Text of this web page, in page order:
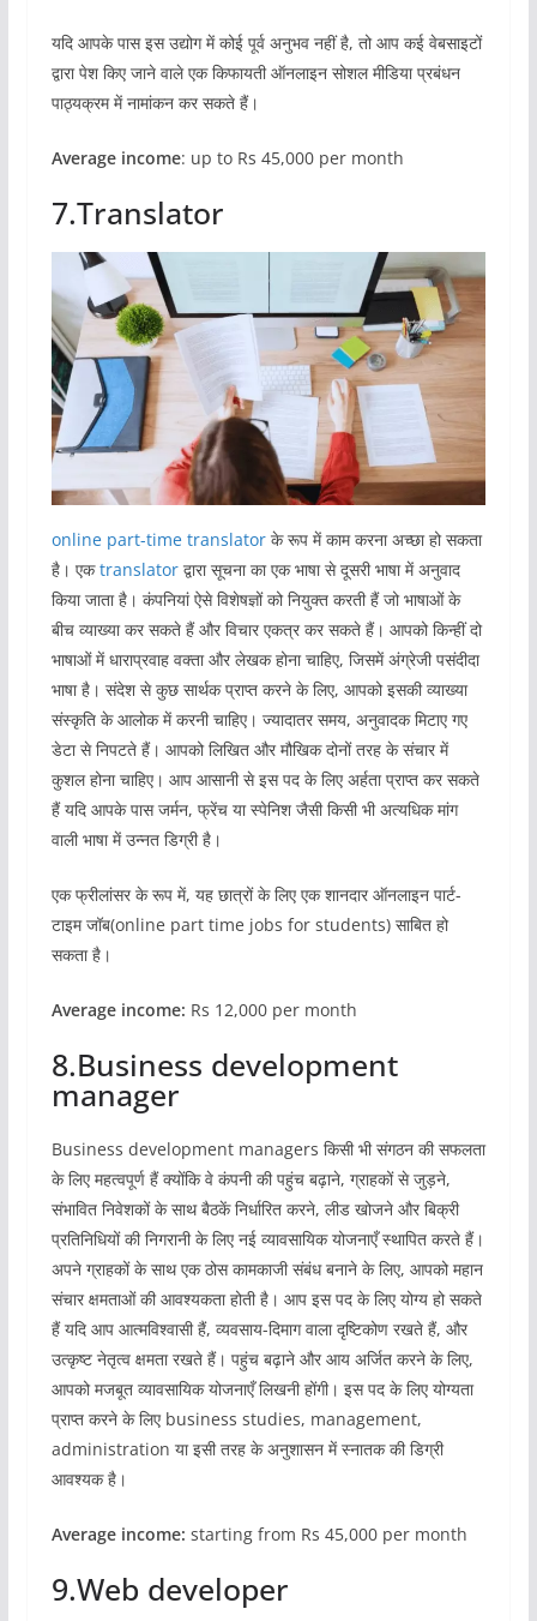
यदि आपके पास इस उद्योग में कोई पूर्व अनुभव नहीं है, तो आप कई वेबसाइटों
द्वारा पेश किए जाने वाले एक किफायती ऑनलाइन सोशल मीडिया प्रबंधन
पाठ्यक्रम में नामांकन कर सकते हैं।
Average income: up to Rs 45,000 per month
7.Translator
online part-time translatorके रूप में काम करना अच्छा हो सकता
है। एकtranslator द्वारा सूचना का एक भाषा से दूसरी भाषा में अनुवाद
किया जाता है। कंपनियां ऐसे विशेषज्ञों को नियुक्त करती हैं जो भाषाओं के
बीच व्याख्या कर सकते हैं और विचार एकत्र कर सकते हैं। आपको किन्हीं दो
भाषाओं में धाराप्रवाह वक्ता और लेखक होना चाहिए, जिसमें अंग्रेजी पसंदीदा
भाषा है। संदेश से कुछ सार्थक प्राप्त करने के लिए, आपको इसकी व्याख्या
संस्कृति के आलोक में करनी चाहिए। ज्यादातर समय, अनुवादक मिटाए गए
डेटा से निपटते हैं। आपको लिखित और मौखिक दोनों तरह के संचार में
कुशल होना चाहिए। आप आसानी से इस पद के लिए अर्हता प्राप्त कर सकते
हैं यदि आपके पास जर्मन, फ्रेंच या स्पेनिश जैसी किसी भी अत्यधिक मांग
वाली भाषा में उन्नत डिग्री है।
एक फ्रीलांसर के रूप में, यह छात्रों के लिए एक शानदार ऑनलाइन पार्ट-
टाइम जॉब(online part time jobs for students) साबित हो
सकता है।
Average income: Rs 12,000 per month
8.Business development
manager
Business development managers किसी भी संगठन की सफलता
के लिए महत्वपूर्ण हैं क्योंकि वे कंपनी की पहुंच बढ़ाने, ग्राहकों से जुड़ने,
संभावित निवेशकों के साथ बैठकें निर्धारित करने, लीड खोजने और बिक्री
प्रतिनिधियों की निगरानी के लिए नई व्यावसायिक योजनाएँ स्थापित करते हैं।
अपने ग्राहकों के साथ एक ठोस कामकाजी संबंध बनाने के लिए, आपको महान
संचार क्षमताओं की आवश्यकता होती है। आप इस पद के लिए योग्य हो सकते
हैं यदि आप आत्मविश्वासी हैं, व्यवसाय-दिमाग वाला दृष्टिकोण रखते हैं, और
उत्कृष्ट नेतृत्व क्षमता रखते हैं। पहुंच बढ़ाने और आय अर्जित करने के लिए,
आपको मजबूत व्यावसायिक योजनाएँ लिखनी होंगी। इस पद के लिए योग्यता
प्राप्त करने के लिए business studies, management,
administration या इसी तरह के अनुशासन में स्नातक की डिग्री
आवश्यक है।
Average income: starting from Rs 45,000 per month
9.Web developer